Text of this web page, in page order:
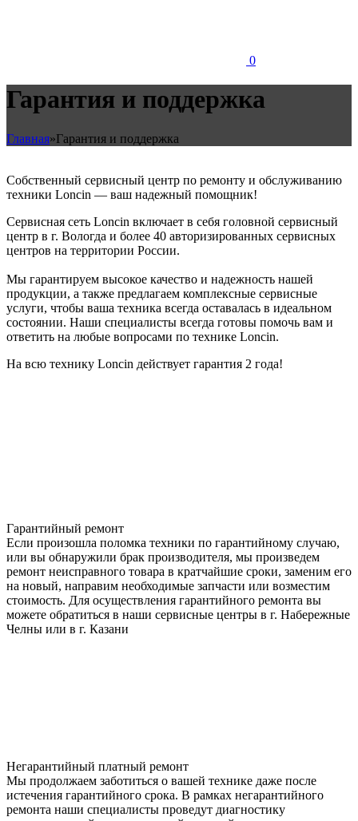
0
Гарантия и поддержка
Главная»Гарантия и поддержка
Собственный сервисный центр по ремонту и обслуживанию
техники Loncin — ваш надежный помощник!
Сервисная сеть Loncin включает в себя головной сервисный
центр в г. Вологда и более 40 авторизированных сервисных
центров на территории России.
Мы гарантируем высокое качество и надежность нашей
продукции, а также предлагаем комплексные сервисные
услуги, чтобы ваша техника всегда оставалась в идеальном
состоянии. Наши специалисты всегда готовы помочь вам и
ответить на любые вопросами по технике Loncin.
На всю технику Loncin действует гарантия 2 года!
Гарантийный ремонт
Если произошла поломка техники по гарантийному случаю,
или вы обнаружили брак производителя, мы произведем
ремонт неисправного товара в кратчайшие сроки, заменим его
на новый, направим необходимые запчасти или возместим
стоимость. Для осуществления гарантийного ремонта вы
можете обратиться в наши сервисные центры в г. Набережные
Челны или в г. Казани
Негарантийный платный ремонт
Мы продолжаем заботиться о вашей технике даже после
истечения гарантийного срока. В рамках негарантийного
ремонта наши специалисты проведут диагностику